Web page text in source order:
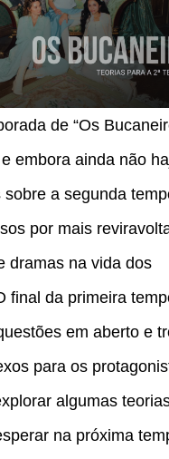
de “Os
embora ainda não
a segunda
por mais
dramas na vida dos
final da primeira
em aberto e
para os
algumas
na próxima